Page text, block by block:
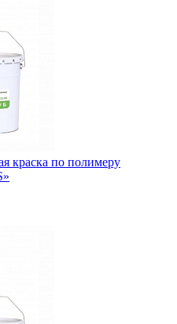
краска по полимеру